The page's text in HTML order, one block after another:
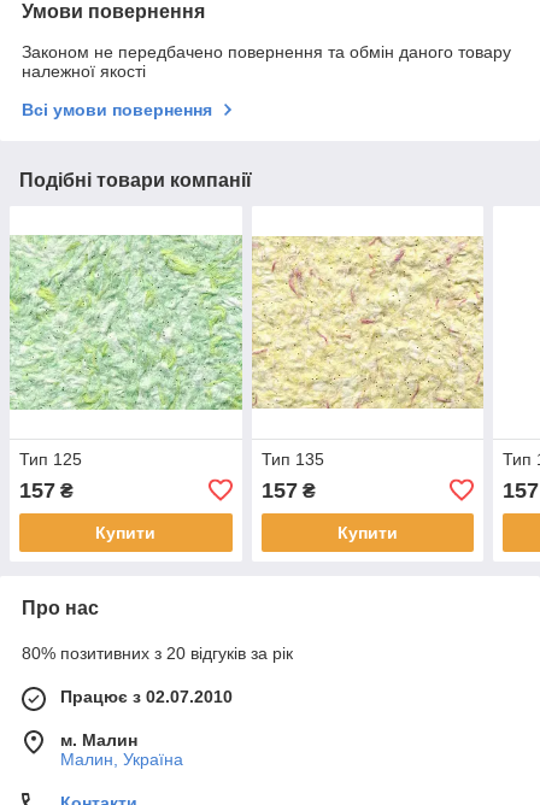
Умови повернення
Законом не передбачено повернення та обмін даного товару
належної якості
Всі умови повернення
Подібні товари компанії
Тип 125
157 ₴
Купити
Тип 135
157₴
Купити
Тип
157
Про нас
80% позитивних з 20 відгуків за рік
Працює з 02.07.2010
м. Малин
Малин, Україна